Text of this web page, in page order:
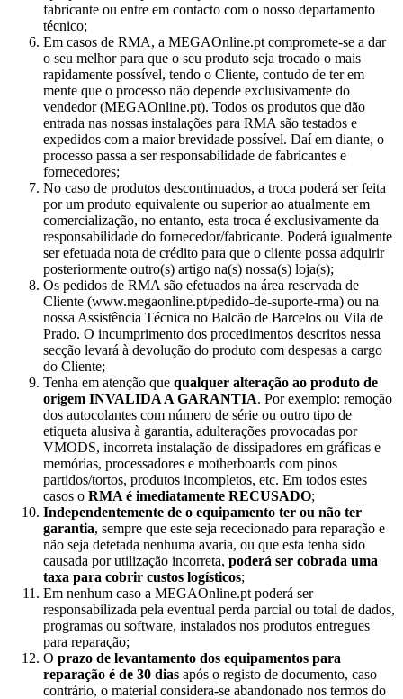
fabricante ou entre em contacto com o nosso departamento
técnico;
Em casos de RMA, a MEGAOnline.pt compromete-se a dar
o seu melhor para que o seu produto seja trocado o mais
rapidamente possível, tendo o Cliente, contudo de ter em
mente que o processo não depende exclusivamente do
vendedor (MEGAOnline.pt). Todos os produtos que dão
entrada nas nossas instalações para RMA são testados e
expedidos com a maior brevidade possível. Daí em diante, o
processo passa a ser responsabilidade de fabricantes e
fornecedores;
No caso de produtos descontinuados, a troca poderá ser feita
por um produto equivalente ou superior ao atualmente em
comercialização, no entanto, esta troca é exclusivamente da
responsabilidade do fornecedor/fabricante. Poderá igualmente
ser efetuada nota de crédito para que o cliente possa adquirir
posteriormente outro(s) artigo na(s) nossa(s) loja(s);
Os pedidos de RMA são efetuados na área reservada de
Cliente (www.megaonline.pt/pedido-de-suporte-rma) ou na
nossa Assistência Técnica no Balcão de Barcelos ou Vila de
Prado. O incumprimento dos procedimentos descritos nessa
secção levará à devolução do produto com despesas a cargo
do Cliente;
Tenha em atenção que qualquer alteração ao produto de
origem INVALIDA A GARANTIA. Por exemplo: remoção
dos autocolantes com número de série ou outro tipo de
etiqueta alusiva à garantia, adulterações provocadas por
VMODS, incorreta instalação de dissipadores em gráficas e
memórias, processadores e motherboards com pinos
partidos/tortos, produtos incompletos, etc. Em todos estes
casos o RMA é imediatamente RECUSADO;
Independentemente de o equipamento ter ou não ter
garantia, sempre que este seja rececionado para reparação e
não seja detetada nenhuma avaria, ou que esta tenha sido
causada por utilização incorreta, poderá ser cobrada uma
taxa para cobrir custos logísticos;
Em nenhum caso a MEGAOnline.pt poderá ser
responsabilizada pela eventual perda parcial ou total de dados,
programas ou software, instalados nos produtos entregues
para reparação;
O prazo de levantamento dos equipamentos para
reparação é de 30 dias após o registo de documento, caso
contrário, o material considera-se abandonado nos termos do